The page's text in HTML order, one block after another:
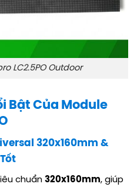
LC2.5PO Outdoor
Bật Của Module
320x160mm &
chuẩn 320x160mm, giúp